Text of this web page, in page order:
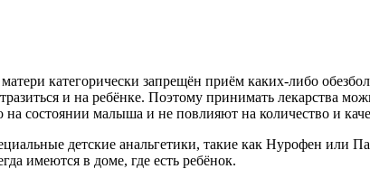
категорически запрещён приём каких-либо
и на ребёнке. Поэтому принимать лекарства
на состоянии малыша и не повлияют на количество и
детские анальгетики, такие как Нурофен или
имеются в доме, где есть ребёнок.